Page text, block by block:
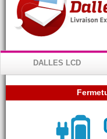
DALLES LCD